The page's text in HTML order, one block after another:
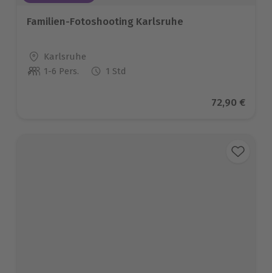
Familien-Fotoshooting Karlsruhe
Standort
Karlsruhe
Anzahl der Teilnehmer
1-6 Pers. 1 Std
Aktueller
72,90 €